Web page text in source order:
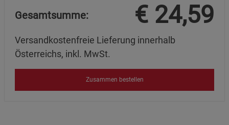
Gesamtsumme: € 24,59
Versandkostenfreie Lieferung innerhalb
Österreichs, inkl. MwSt.
Zusammen bestellen